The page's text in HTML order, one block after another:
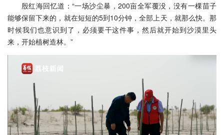
殷红海回忆道：“一场沙尘暴，200亩全军覆没，没有一棵苗子
能够保留下来的，就在短短的5到10分钟，全部上天，就那么快。那
时候我们也意识到了，必须要干这件事，然后就开始到沙漠里头
来，开始植树造林。”